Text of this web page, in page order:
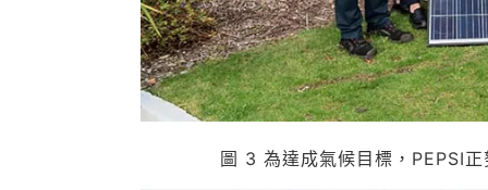
圖 3 為達成氣候目標，PEPSI